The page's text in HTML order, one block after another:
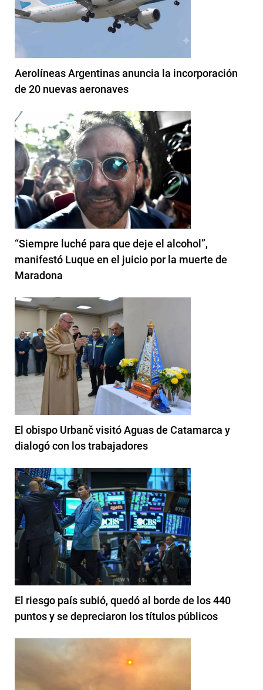
Aerolíneas Argentinas anuncia la incorporación
de 20 nuevas aeronaves
“Siempre luché para que deje el alcohol”,
manifestó Luque en el juicio por la muerte de
Maradona
El obispo Urbanč visitó Aguas de Catamarca y
dialogó con los trabajadores
El riesgo país subió, quedó al borde de los 440
puntos y se depreciaron los títulos públicos